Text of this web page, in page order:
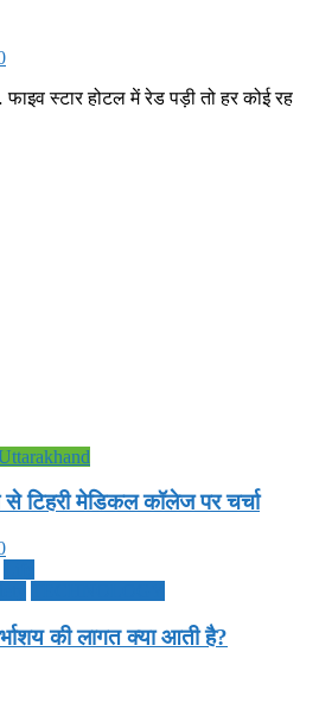
स्टार होटल में रेड पड़ी तो हर कोई रह
टिहरी मेडिकल कॉलेज पर चर्चा
की लागत क्या आती है?